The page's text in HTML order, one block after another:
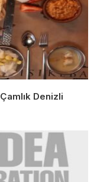
Denizli